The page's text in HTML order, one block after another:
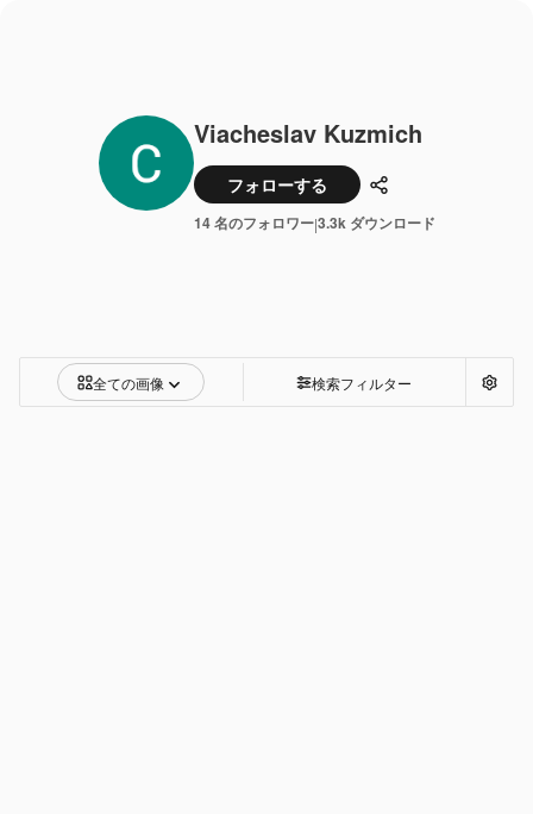
Viacheslav Kuzmich
フォローする 共有
14 名のフォロワー|3.3k ダウンロード
全ての画像 検索フィルター